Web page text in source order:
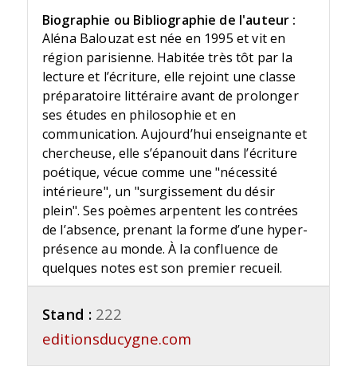
Biographie ou Bibliographie de l'auteur :
Aléna Balouzat est née en 1995 et vit en
région parisienne. Habitée très tôt par la
lecture et l’écriture, elle rejoint une classe
préparatoire littéraire avant de prolonger
ses études en philosophie et en
communication. Aujourd’hui enseignante et
chercheuse, elle s’épanouit dans l’écriture
poétique, vécue comme une "nécessité
intérieure", un "surgissement du désir
plein". Ses poèmes arpentent les contrées
de l’absence, prenant la forme d’une hyper-
présence au monde. À la confluence de
quelques notes est son premier recueil.
Stand : 222
editionsducygne.com